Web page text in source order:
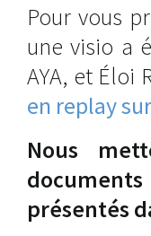
Pour vous
une visio a
AYA, et Éloi
en replay
Nous
présentés